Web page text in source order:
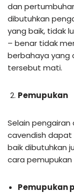
dan
dibutuhkan
yang baik, tidak
– benar tidak
berbahaya
tersebut mati.
Pemupukan
Selain pengairan
cavendish
baik dibutuhkan
cara
Pemupukan